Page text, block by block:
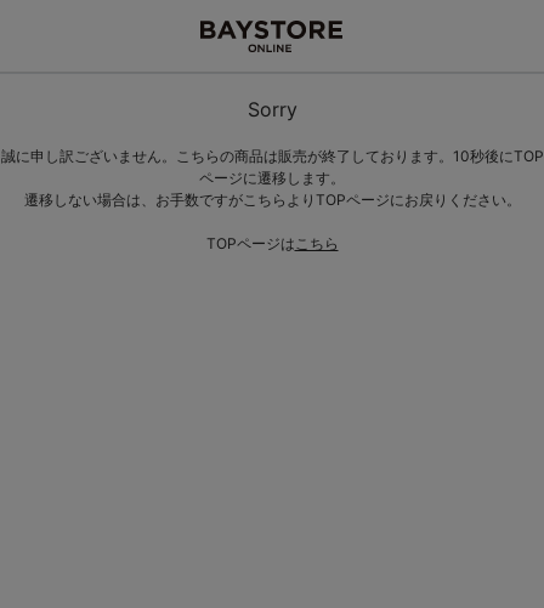
Sorry
誠に申し訳ございません。こちらの商品は販売が終了しております。10秒後にTOP
ページに遷移します。
遷移しない場合は、お手数ですがこちらよりTOPページにお戻りください。
TOPページはこちら